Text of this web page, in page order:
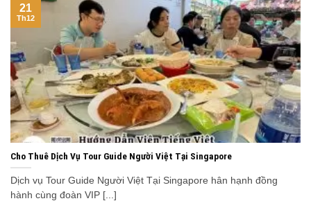
Cho Thuê Dịch Vụ Tour Guide Người Việt Tại Singapore
Dịch vụ Tour Guide Người Việt Tại Singapore hân hạnh đồng
hành cùng đoàn VIP [...]
21
Th12